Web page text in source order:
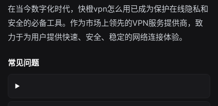
在当今数字化时代，快橙vpn怎么用已成为保护在线隐私和
安全的必备工具。作为市场上领先的VPN服务提供商，致
力于为用户提供快速、安全、稳定的网络连接体验。
常见问题